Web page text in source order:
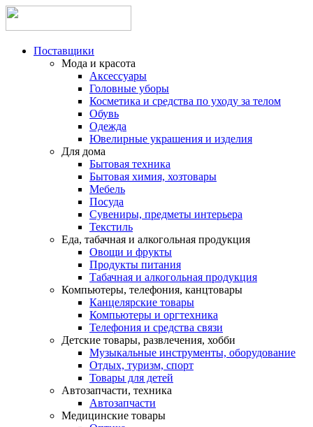
Поставщики
Мода и красота
Аксессуары
Головные уборы
Косметика и средства по уходу за телом
Обувь
Одежда
Ювелирные украшения и изделия
Для дома
Бытовая техника
Бытовая химия, хозтовары
Мебель
Посуда
Сувениры, предметы интерьера
Текстиль
Еда, табачная и алкогольная продукция
Овощи и фрукты
Продукты питания
Табачная и алкогольная продукция
Компьютеры, телефония, канцтовары
Канцелярские товары
Компьютеры и оргтехника
Телефония и средства связи
Детские товары, развлечения, хобби
Музыкальные инструменты, оборудование
Отдых, туризм, спорт
Товары для детей
Автозапчасти, техника
Автозапчасти
Медицинские товары